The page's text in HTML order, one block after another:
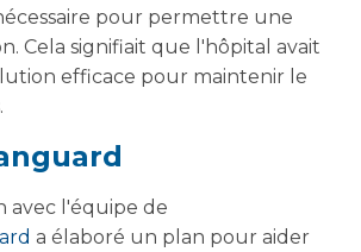
pour permettre une
Cela signifiait que l'hôpital avait
efficace pour maintenir le
avec l'équipe de
a élaboré un plan pour aider